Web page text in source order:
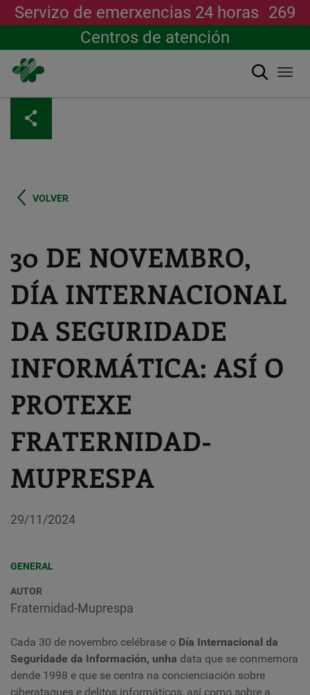
contido
principal
Servizo de emerxencias 24 horas 269
Centros de atención
Buscar
VOLVER
30 DE NOVEMBRO,
DÍA INTERNACIONAL
DA SEGURIDADE
INFORMÁTICA: ASÍ O
PROTEXE
FRATERNIDAD-
MUPRESPA
29/11/2024
GENERAL
AUTOR
Fraternidad-Muprespa
Cada 30 de novembro celébrase o Día Internacional da
Seguridade da Información, unha data que se conmemora
dende 1998 e que se centra na concienciación sobre
ciberataques e delitos informáticos, así como sobre a